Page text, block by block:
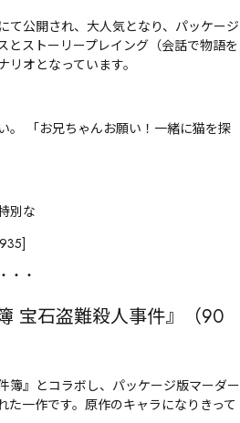
て公開され、大人気となり、パッケージ
とストーリープレイング（会話で物語を
オとなっています。
。 「お兄ちゃんお願い！一緒に猫を探
別な
・
宝石盗難殺人事件』（90
簿』とコラボし、パッケージ版マーダー
た一作です。原作のキャラになりきって